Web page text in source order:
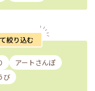
絞り込む
アートさんぽ
び